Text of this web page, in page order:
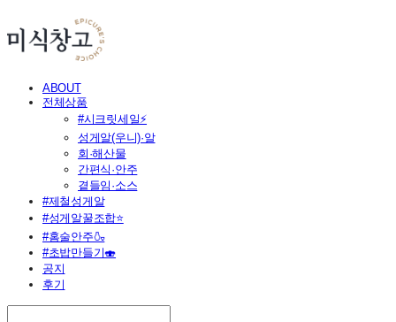
ABOUT
전체상품
#시크릿세일⚡
성게알(우니)·알
회·해산물
간편식·안주
곁들임·소스
#제철성게알
#성게알꿀조합⭐
#홈술안주🍶
#초밥만들기🍣
공지
후기